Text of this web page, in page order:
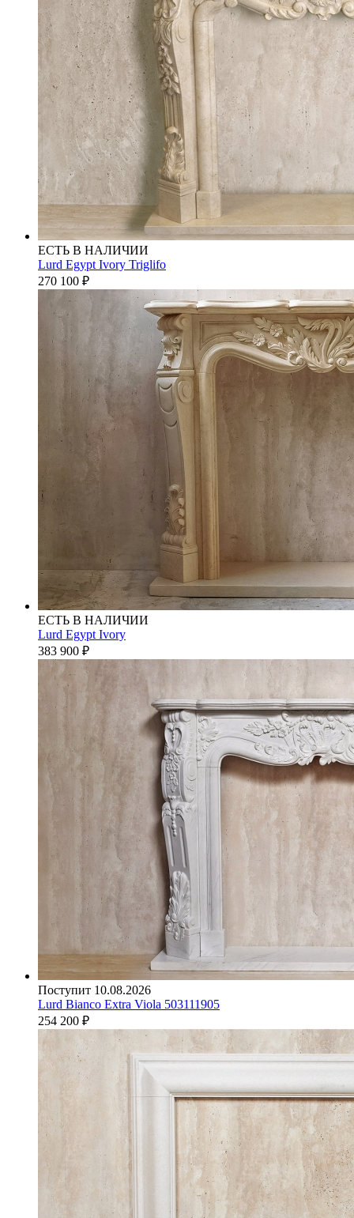
ЕСТЬ В НАЛИЧИИ
Lurd Egypt Ivory Triglifo
270 100 ₽
ЕСТЬ В НАЛИЧИИ
Lurd Egypt Ivory
383 900 ₽
Поступит 10.08.2026
Lurd Bianco Extra Viola 503111905
254 200 ₽